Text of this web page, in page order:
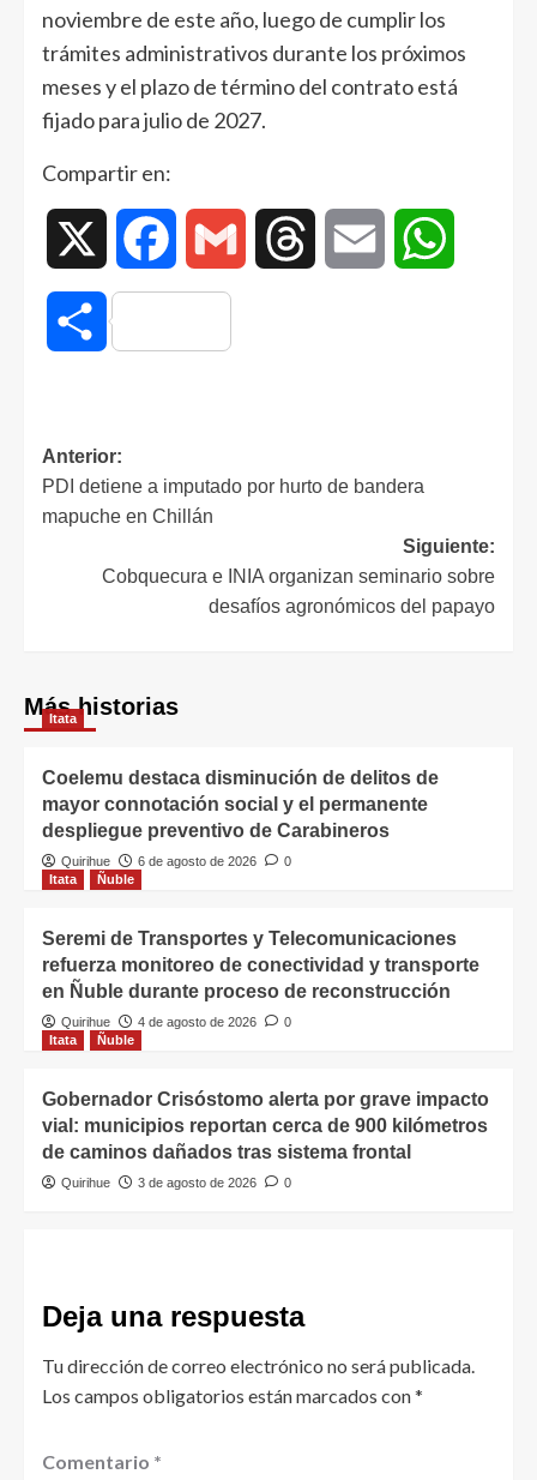
noviembre de este año, luego de cumplir los
trámites administrativos durante los próximos
meses y el plazo de término del contrato está
fijado para julio de 2027.
Compartir en:
Facebook Gmail Threads Email
Compartir
Anterior:
PDI detiene a imputado por hurto de bandera
mapuche en Chillán
Siguiente:
Cobquecura e INIA organizan seminario sobre
desafíos agronómicos del papayo
Más historias
Itata
Coelemu destaca disminución de delitos de
mayor connotación social y el permanente
despliegue preventivo de Carabineros
Quirihue 6 de agosto de 2026
0
Itata
Ñuble
Seremi de Transportes y Telecomunicaciones
refuerza monitoreo de conectividad y transporte
en Ñuble durante proceso de reconstrucción
Quirihue 4 de agosto de 2026
0
Itata
Ñuble
Gobernador Crisóstomo alerta por grave impacto
vial: municipios reportan cerca de 900 kilómetros
de caminos dañados tras sistema frontal
Quirihue 3 de agosto de 2026 0
Deja una respuesta
Tu dirección de correo electrónico no será publicada.
Los campos obligatorios están marcados con*
Comentario *